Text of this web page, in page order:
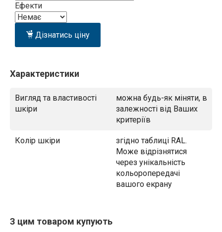
Ефекти
Дізнатись ціну
Характеристики
Вигляд та властивості
шкіри
можна будь-як міняти, в
залежності від Ваших
критеріїв
Колір шкіри
згідно таблиці RAL.
Може відрізнятися
через унікальність
кольоропередачі
вашого екрану
З цим товаром купують